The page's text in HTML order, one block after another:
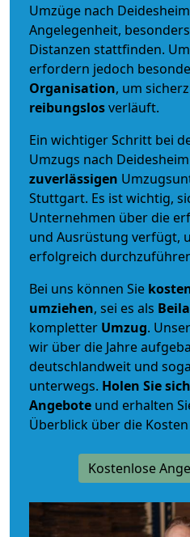
Umzüge nach
Angelegenheit,
Distanzen stattfinden.
erfordern jedoch
Organisation, um
reibungslosverläuft.
Ein wichtiger Schritt bei
Umzugs nach
zuverlässigen
Stuttgart. Es ist wichtig,
Unternehmen über die
und Ausrüstung verfügt,
erfolgreich
Bei uns können Sie
umziehen, sei es als
kompletter Umzug.
wir über die Jahre
deutschlandweit und
unterwegs. Holen Sie
Angebote und erhalten
Überblick über die
Kostenlose